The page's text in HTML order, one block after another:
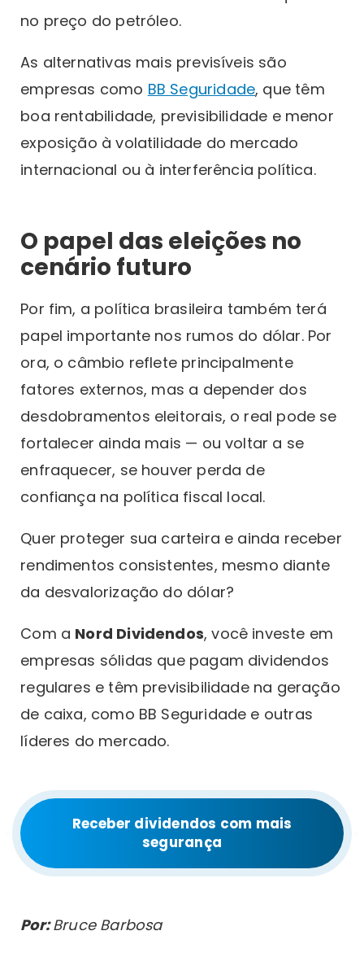
no preço do petróleo.
As alternativas mais previsíveis são
empresas como BB Seguridade, que têm
boa rentabilidade, previsibilidade e menor
exposição à volatilidade do mercado
internacional ou à interferência política.
O papel das eleições no
cenário futuro
Por fim, a política brasileira também terá
papel importante nos rumos do dólar. Por
ora, o câmbio reflete principalmente
fatores externos, mas a depender dos
desdobramentos eleitorais, o real pode se
fortalecer ainda mais — ou voltar a se
enfraquecer, se houver perda de
confiança na política fiscal local.
Quer proteger sua carteira e ainda receber
rendimentos consistentes, mesmo diante
da desvalorização do dólar?
Com a Nord Dividendos, você investe em
empresas sólidas que pagam dividendos
regulares e têm previsibilidade na geração
de caixa, como BB Seguridade e outras
líderes do mercado.
Receber dividendos com mais
segurança
Por:Bruce Barbosa